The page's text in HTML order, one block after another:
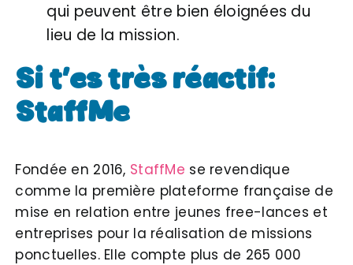
qui peuvent être bien éloignées du
lieu de la mission.
Si t’es très réactif:
StaffMe
Fondée en 2016, StaffMe se revendique
comme la première plateforme française de
mise en relation entre jeunes free-lances et
entreprises pour la réalisation de missions
ponctuelles. Elle compte plus de 265 000